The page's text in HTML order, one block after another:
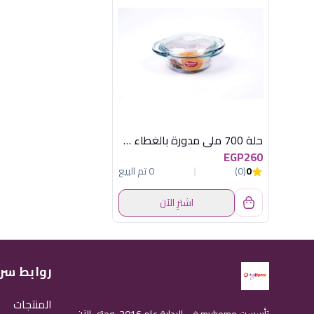
حلة 700 ملى مدورة بالغطاء مارينكس
EGP260
0
(0)
0 تم البيع
اشترِ الآن
روابط
المنتجات